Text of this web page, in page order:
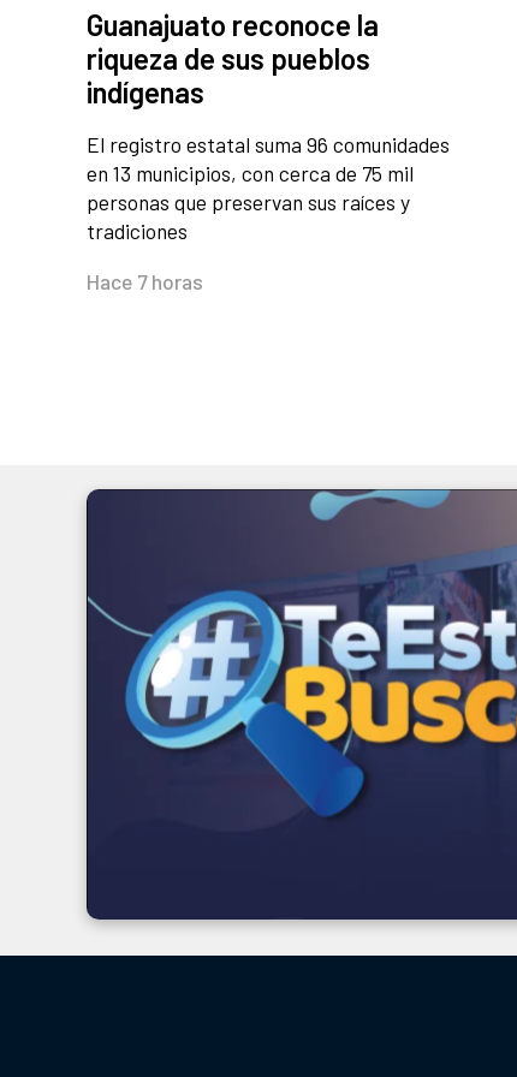
Guanajuato reconoce la
riqueza de sus pueblos
indígenas
El registro estatal suma 96 comunidades
en 13 municipios, con cerca de 75 mil
personas que preservan sus raíces y
tradiciones
Hace 7 horas